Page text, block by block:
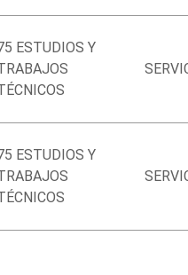
ESTUDIOS Y
ESTUDIOS Y